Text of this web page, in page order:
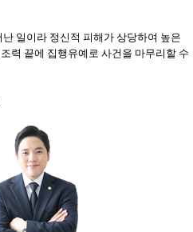
일이라 정신적 피해가 상당하여 높은
력 끝에 집행유예로 사건을 마무리할 수